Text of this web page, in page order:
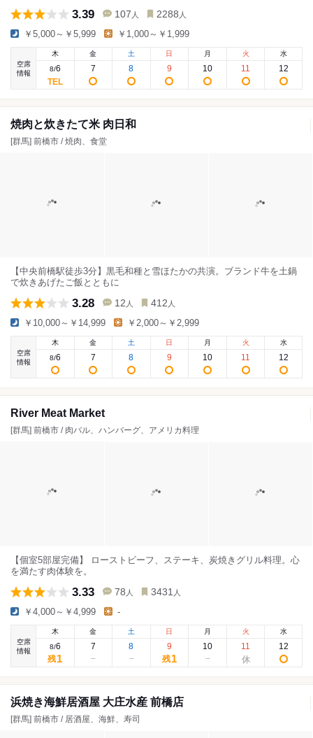
3.39 107 人 2288 人
￥5,000～￥5,999 ￥1,000～￥1,999
空席
情報
木
8/6
金
7
土
8
日
9
月
10
火
11
水
12
焼肉と炊きたて米 肉日和
[群馬] 前橋市 / 焼肉、食堂
【中央前橋駅徒歩3分】黒毛和種と雪ほたかの共演。ブランド牛を土鍋
で炊きあげたご飯とともに
3.28 12 人 412 人
￥10,000～￥14,999 ￥2,000～￥2,999
空席
情報
木
8/6
金
7
土
8
日
9
月
10
火
11
水
12
River Meat Market
[群馬] 前橋市 / 肉バル、ハンバーグ、アメリカ料理
【個室5部屋完備】 ローストビーフ、ステーキ、炭焼きグリル料理。心
を満たす肉体験を。
3.33 78 人 3431 人
￥4,000～￥4,999 -
空席
情報
木
8/6
残1
金
7
土
8
日
9
残1
月
10
火
11
水
12
浜焼き海鮮居酒屋 大庄水産 前橋店
[群馬] 前橋市 / 居酒屋、海鮮、寿司